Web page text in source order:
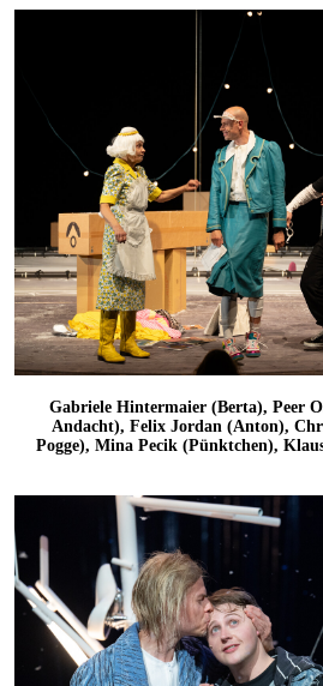
Gabriele Hintermaier (Berta), Peer
Andacht), Felix Jordan (Anton),
Pogge), Mina Pecik (Pünktchen),